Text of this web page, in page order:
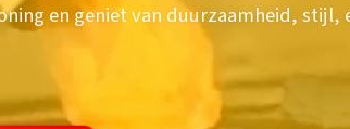
en geniet van duurzaamheid, stijl,